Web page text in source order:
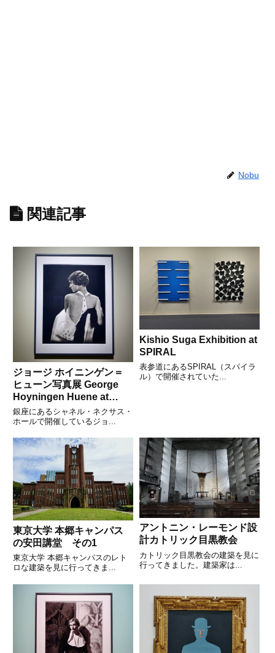
Nobu
関連記事
ジョージ ホイニンゲン＝
ヒューン写真展 George
Hoyningen Huene at
CHANEL NEXUS HALL
その4
銀座にあるシャネル・ネクサス・
ホールで開催しているジョ...
Kishio Suga Exhibition at
SPIRAL
表参道にあるSPIRAL（スパイラ
ル）で開催されていた...
東京大学 本郷キャンパス
の安田講堂 その1
東京大学 本郷キャンパスのレト
ロな建築を見に行ってきま...
アントニン・レーモンド設
計カトリック目黒教会
カトリック目黒教会の建築を見に
行ってきました。建築家は...